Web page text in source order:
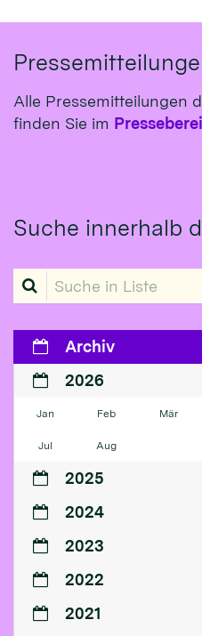
Alle Pressemitteilungen
finden Sie im
Suche innerhalb
Suche in Liste
Archiv
2026
Jan Feb Mär
Jul Aug
2025
2024
2023
2022
2021